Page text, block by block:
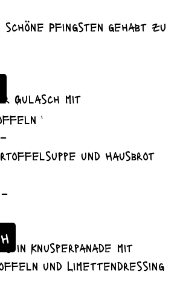
schöne Pfingsten gehabt zu
Gulasch mit
I
und Hausbrot
in Knusperpanade mit
und Limettendressing